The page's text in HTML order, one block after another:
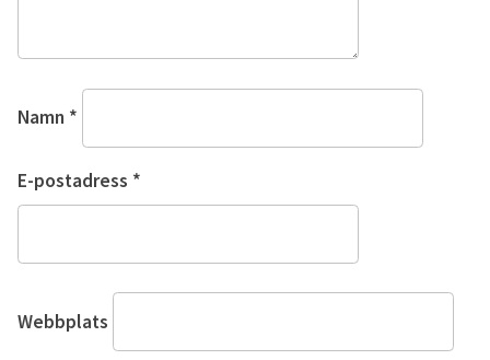
Namn *
E-postadress *
Webbplats